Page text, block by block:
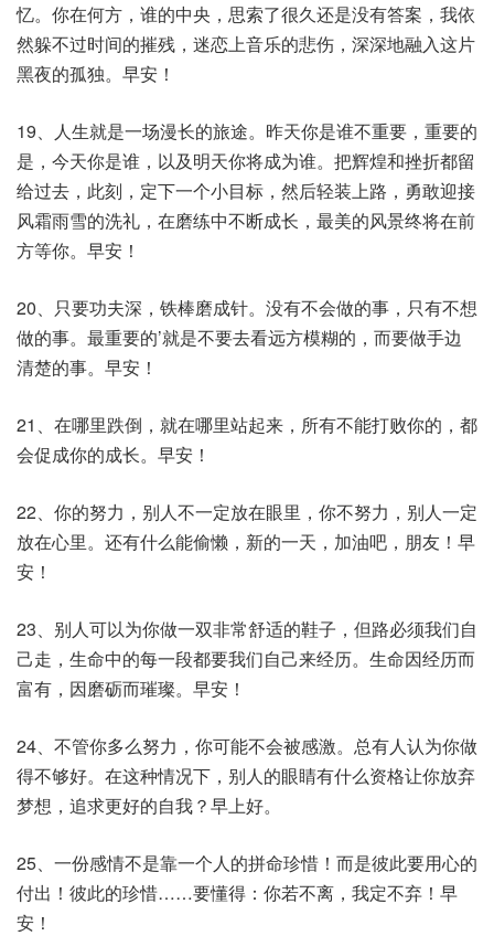
忆。你在何方，谁的中央，思索了很久还是没有答案，我依
然躲不过时间的摧残，迷恋上音乐的悲伤，深深地融入这片
黑夜的孤独。早安！
19、人生就是一场漫长的旅途。昨天你是谁不重要，重要的
是，今天你是谁，以及明天你将成为谁。把辉煌和挫折都留
给过去，此刻，定下一个小目标，然后轻装上路，勇敢迎接
风霜雨雪的洗礼，在磨练中不断成长，最美的风景终将在前
方等你。早安！
20、只要功夫深，铁棒磨成针。没有不会做的事，只有不想
做的事。最重要的’就是不要去看远方模糊的，而要做手边
清楚的事。早安！
21、在哪里跌倒，就在哪里站起来，所有不能打败你的，都
会促成你的成长。早安！
22、你的努力，别人不一定放在眼里，你不努力，别人一定
放在心里。还有什么能偷懒，新的一天，加油吧，朋友！早
安！
23、别人可以为你做一双非常舒适的鞋子，但路必须我们自
己走，生命中的每一段都要我们自己来经历。生命因经历而
富有，因磨砺而璀璨。早安！
24、不管你多么努力，你可能不会被感激。总有人认为你做
得不够好。在这种情况下，别人的眼睛有什么资格让你放弃
梦想，追求更好的自我？早上好。
25、一份感情不是靠一个人的拼命珍惜！而是彼此要用心的
付出！彼此的珍惜……要懂得：你若不离，我定不弃！早
安！